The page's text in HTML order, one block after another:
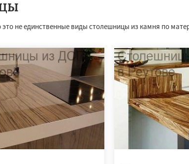
не единственные виды столешницы из камня по